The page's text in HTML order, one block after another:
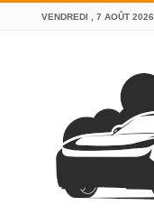
VENDREDI , 7 AOÛT 2026